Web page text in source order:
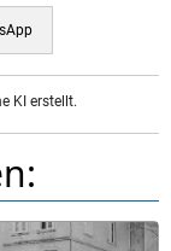
KI erstellt.